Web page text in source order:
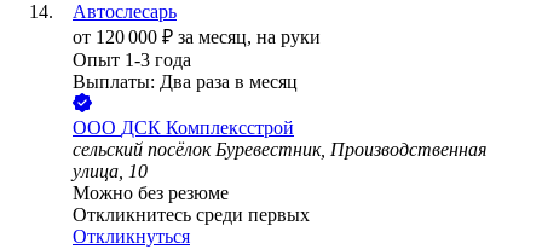
Автослесарь
от 120 000 ₽ за месяц, на руки
Опыт 1-3 года
Выплаты: Два раза в месяц
ООО ДСК Комплексстрой
сельский посёлок Буревестник, Производственная
улица, 10
Можно без резюме
Откликнитесь среди первых
Откликнуться